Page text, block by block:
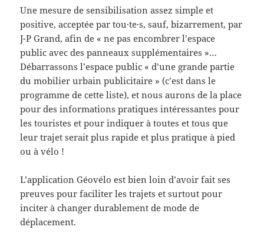
Une mesure de sensibilisation assez simple et
positive, acceptée par tou·te·s, sauf, bizarrement, par
J-P Grand, afin de « ne pas encombrer l’espace
public avec des panneaux supplémentaires »…
Débarrassons l’espace public « d’une grande partie
du mobilier urbain publicitaire » (c’est dans le
programme de cette liste), et nous aurons de la place
pour des informations pratiques intéressantes pour
les touristes et pour indiquer à toutes et tous que
leur trajet serait plus rapide et plus pratique à pied
ou à vélo !
L’application Géovélo est bien loin d’avoir fait ses
preuves pour faciliter les trajets et surtout pour
inciter à changer durablement de mode de
déplacement.